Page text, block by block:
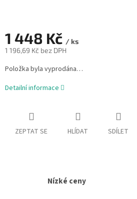
1 448 Kč / ks
1 196,69 Kč bez DPH
Měrná
cena:
Položka byla vyprodána…
Detailní informace
ZEPTAT SE HLÍDAT SDÍLET
Nízké ceny